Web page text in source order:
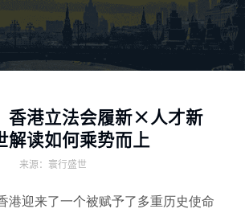
香港立法会履新×人才新
解读如何乘势而上
来源： 寰行盛世
港迎来了一个被赋予了多重历史使命